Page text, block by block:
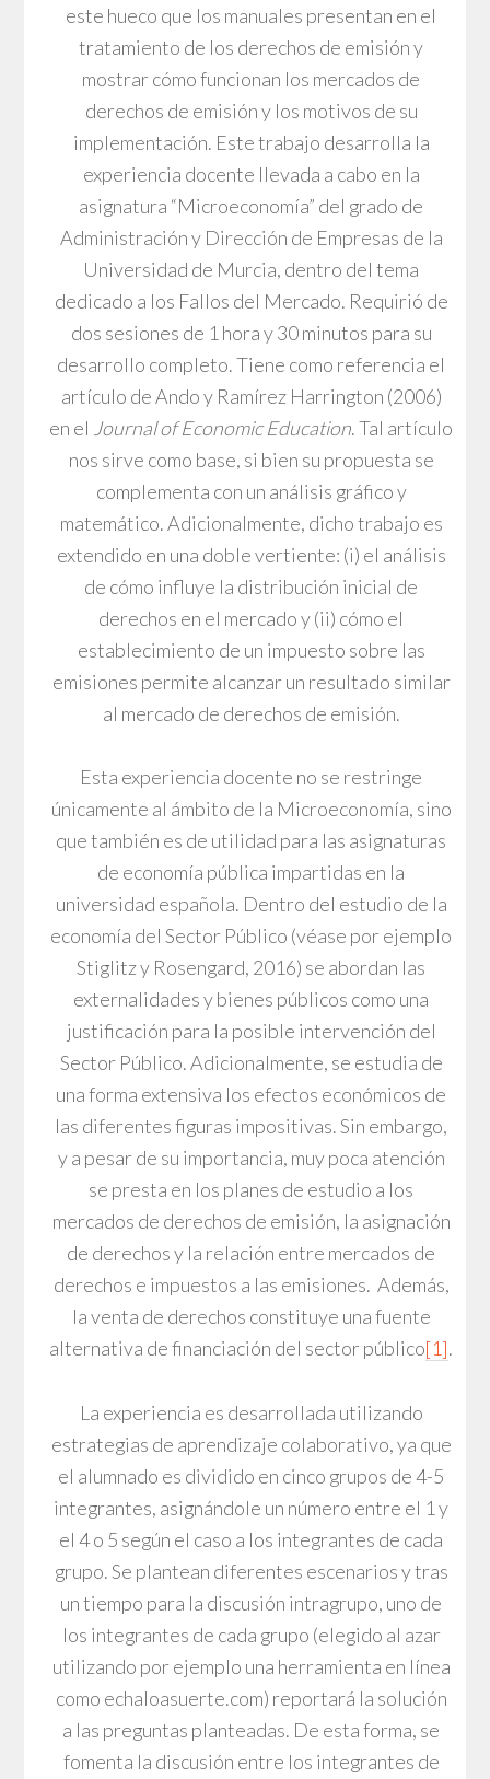
este hueco que los manuales presentan en el
tratamiento de los derechos de emisión y
mostrar cómo funcionan los mercados de
derechos de emisión y los motivos de su
implementación. Este trabajo desarrolla la
experiencia docente llevada a cabo en la
asignatura “Microeconomía” del grado de
Administración y Dirección de Empresas de la
Universidad de Murcia, dentro del tema
dedicado a los Fallos del Mercado. Requirió de
dos sesiones de 1 hora y 30 minutos para su
desarrollo completo. Tiene como referencia el
artículo de Ando y Ramírez Harrington (2006)
en el Journal of Economic Education. Tal artículo
nos sirve como base, si bien su propuesta se
complementa con un análisis gráfico y
matemático. Adicionalmente, dicho trabajo es
extendido en una doble vertiente: (i) el análisis
de cómo influye la distribución inicial de
derechos en el mercado y (ii) cómo el
establecimiento de un impuesto sobre las
emisiones permite alcanzar un resultado similar
al mercado de derechos de emisión.
Esta experiencia docente no se restringe
únicamente al ámbito de la Microeconomía, sino
que también es de utilidad para las asignaturas
de economía pública impartidas en la
universidad española. Dentro del estudio de la
economía del Sector Público (véase por ejemplo
Stiglitz y Rosengard, 2016) se abordan las
externalidades y bienes públicos como una
justificación para la posible intervención del
Sector Público. Adicionalmente, se estudia de
una forma extensiva los efectos económicos de
las diferentes figuras impositivas. Sin embargo,
y a pesar de su importancia, muy poca atención
se presta en los planes de estudio a los
mercados de derechos de emisión, la asignación
de derechos y la relación entre mercados de
derechos e impuestos a las emisiones. Además,
la venta de derechos constituye una fuente
alternativa de financiación del sector público[1].
La experiencia es desarrollada utilizando
estrategias de aprendizaje colaborativo, ya que
el alumnado es dividido en cinco grupos de 4-5
integrantes, asignándole un número entre el 1 y
el 4 o 5 según el caso a los integrantes de cada
grupo. Se plantean diferentes escenarios y tras
un tiempo para la discusión intragrupo, uno de
los integrantes de cada grupo (elegido al azar
utilizando por ejemplo una herramienta en línea
como echaloasuerte.com) reportará la solución
a las preguntas planteadas. De esta forma, se
fomenta la discusión entre los integrantes de